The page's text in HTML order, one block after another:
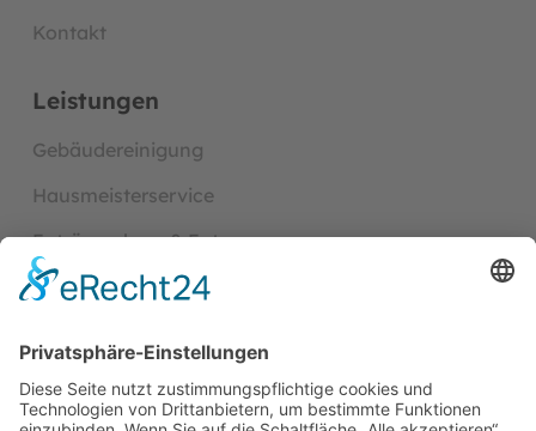
Kontakt
Leistungen
Gebäudereinigung
Hausmeisterservice
Entrümpelung & Entsorgung
Handwerk- und Baudienst­leistungen
Kontakt